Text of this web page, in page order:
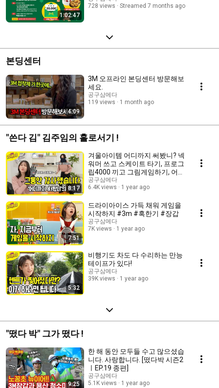
1:02:47
728 views
Streamed 7 months ago
본딩센터
4:09
3M 오프라인 본딩센터 방문해보
세요.
공구삼메다
119 views
1 month ago
"쓴다 김" 김주임의 홀로서기 !
8:17
겨울아이템 어디까지 써봤니? 넥
워머 쓰고 스케이트 타기, 프로그
립4000 끼고 그림게임하기, 어디
까지 써봤니!! #그동안 #감사합
니다 #마지막화
공구삼메다
6.4K views
1 year ago
7:51
드라이아이스 가득 채워 게임을
시작하지 #3m #혹한기 #장갑
공구삼메다
7K views
1 year ago
5:32
비행기도 차도 다 수리하는 만능
테이프가 있다!
공구삼메다
39K views
1 year ago
"떴다 박" 그가 떴다 !
9:25
한 해 동안 모두들 수고 많으셨습
니다. 사랑합니다. [떴다박 시즌2
ㅣEP.19 종편]
공구삼메다
5.1K views
1 year ago